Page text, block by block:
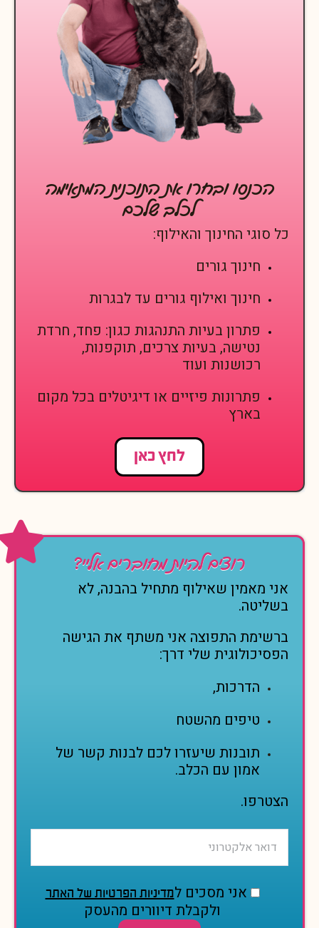
הכנסו ובחרו את התוכנית המתאימה
לכלב שלכם
כל סוגי החינוך והאילוף:
חינוך גורים
חינוך ואילוף גורים עד לבגרות
פתרון בעיות התנהגות כגון: פחד, חרדת
נטישה, בעיות צרכים, תוקפנות,
רכושנות ועוד
פתרונות פיזיים או דיגיטלים בכל מקום
בארץ
לחץ כאן
רוצים להיות מחוברים אליי?
אני מאמין שאילוף מתחיל בהבנה, לא
בשליטה.
ברשימת התפוצה אני משתף את הגישה
הפסיכולוגית שלי דרך:
הדרכות,
טיפים מהשטח
תובנות שיעזרו לכם לבנות קשר של
אמון עם הכלב.
הצטרפו.
P
e
P
e
P
e
אני מסכים למדיניות הפרטיות של האתר
ולקבלת דיוורים מהעסק